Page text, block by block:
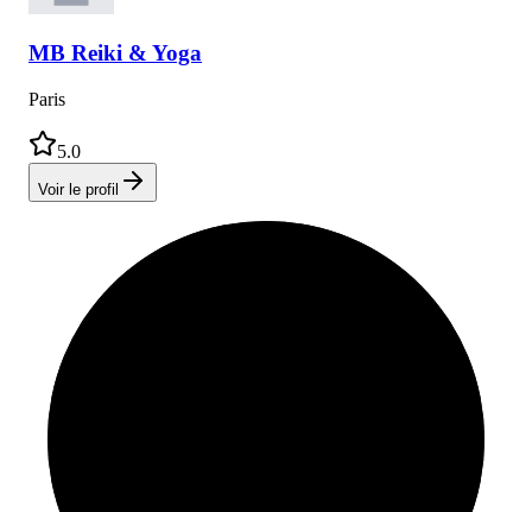
MB Reiki & Yoga
Paris
5.0
Voir le profil